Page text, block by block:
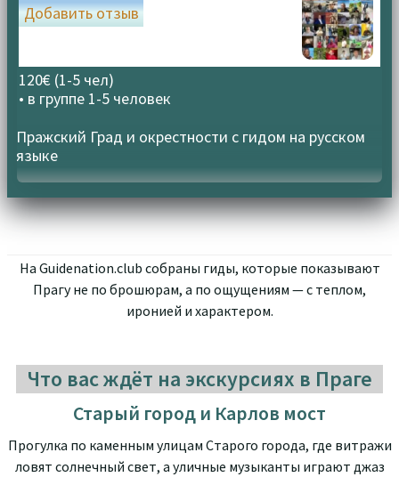
120€ (1-5 чел)
• в группе 1-5 человек
Добавить отзыв
Пражский Град и окрестности с гидом на русском
языке
На Guidenation.club собраны гиды, которые показывают
Прагу не по брошюрам, а по ощущениям — с теплом,
иронией и характером.
Что вас ждёт на экскурсиях в Праге
Старый город и Карлов мост
Прогулка по каменным улицам Старого города, где витражи
ловят солнечный свет, а уличные музыканты играют джаз